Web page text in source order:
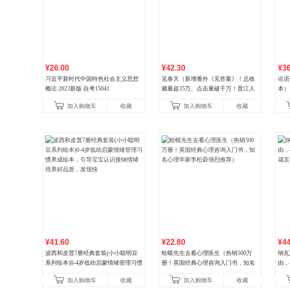
¥26.00
习近平新时代中国特色社会主义思想
概论 2023新版 自考15041
加入购物车 收藏
¥42.30
见春天（新增番外《见答案》！总收
藏量超35万、点击量破千万！晋江人
加入购物车
收藏
论
本
¥41.60
波西和皮普7册经典套装(小小聪明豆
系列绘本)0-4岁低幼启蒙情绪管理习惯
养好品质，发现快
加入购物车 收藏
¥22.80
蛤蟆先生去看心理医生（热销500万
册！英国经典心理咨询入门书，知名
加入购物车
收藏
纳
由